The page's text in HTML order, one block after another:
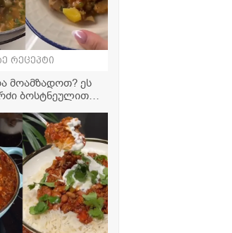
რეცეპტი
მოამზადოთ? ეს
ბოსტნეულით